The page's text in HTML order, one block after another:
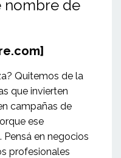
nombre de
Quitemos de la
que invierten
campañas de
ese
en negocios
profesionales